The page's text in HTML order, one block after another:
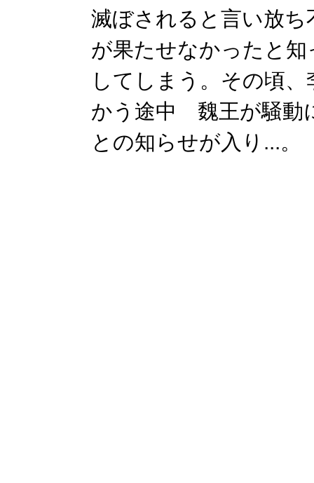
滅ぼされると言い放
が果たせなかったと
してしまう。その頃
かう途中 魏王が騒動
との知らせが入り...。